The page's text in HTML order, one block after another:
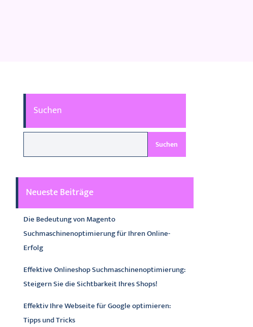
Suchen
Suchen
Neueste Beiträge
Die Bedeutung von Magento
Suchmaschinenoptimierung für Ihren Online-
Erfolg
Effektive Onlineshop Suchmaschinenoptimierung:
Steigern Sie die Sichtbarkeit Ihres Shops!
Effektiv Ihre Webseite für Google optimieren:
Tipps und Tricks